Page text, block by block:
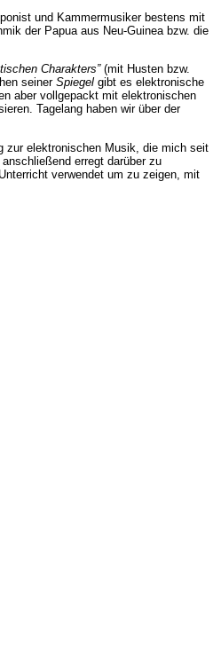
und Kammermusiker bestens mit
der Papua aus Neu-Guinea bzw. die
Charakters”(mit Husten bzw.
seiner Spiegel gibt es elektronische
aber vollgepackt mit elektronischen
Tagelang haben wir über der
zur elektronischen Musik, die mich seit
erregt darüber zu
verwendet um zu zeigen, mit